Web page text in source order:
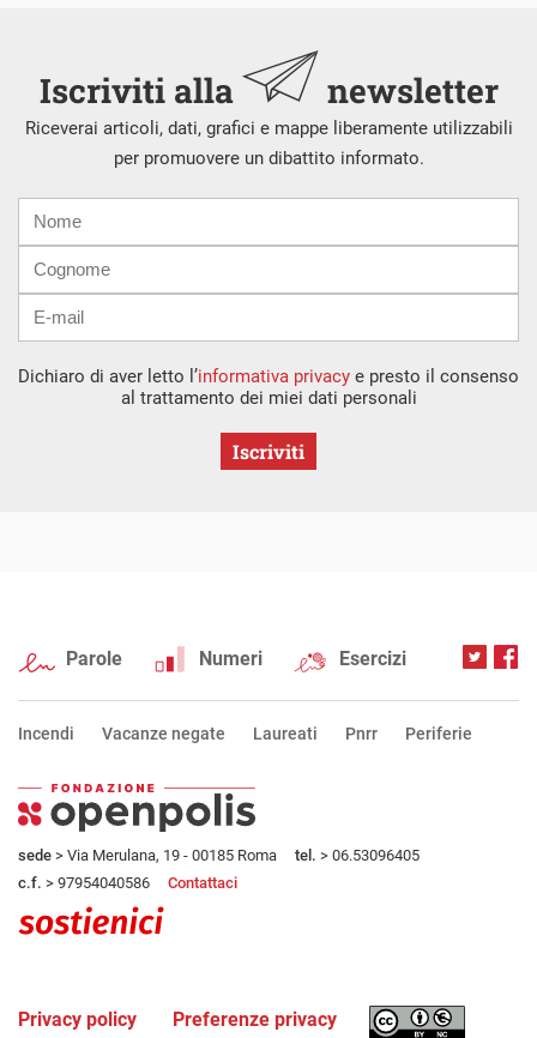
Iscriviti alla newsletter
Riceverai articoli, dati, grafici e mappe liberamente utilizzabili
per promuovere un dibattito informato.
mail
Dichiaro di aver letto l’informativa privacy e presto il consenso
al trattamento dei miei dati personali
Iscriviti
Parole Numeri Esercizi
Incendi Vacanze negate Laureati Pnrr Periferie
sede > Via Merulana, 19 - 00185 Roma tel. > 06.53096405
c.f. > 97954040586 Contattaci
Privacy policy Preferenze privacy